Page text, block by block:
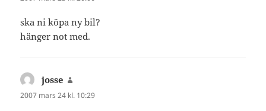
ska ni köpa ny bil?
hänger not med.
josse
2007 mars 24 kl. 10:29